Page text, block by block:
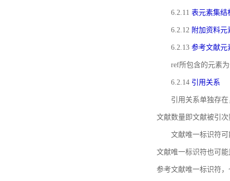
6.2.11 表元素集结
6.2.12 附加资料元
6.2.13 参考文献元
ref所包含的元素
6.2.14 引用关系
引用关系单独存
文献数量即文献被引
文献唯一标识符
文献唯一标识符也可
参考文献唯一标识符